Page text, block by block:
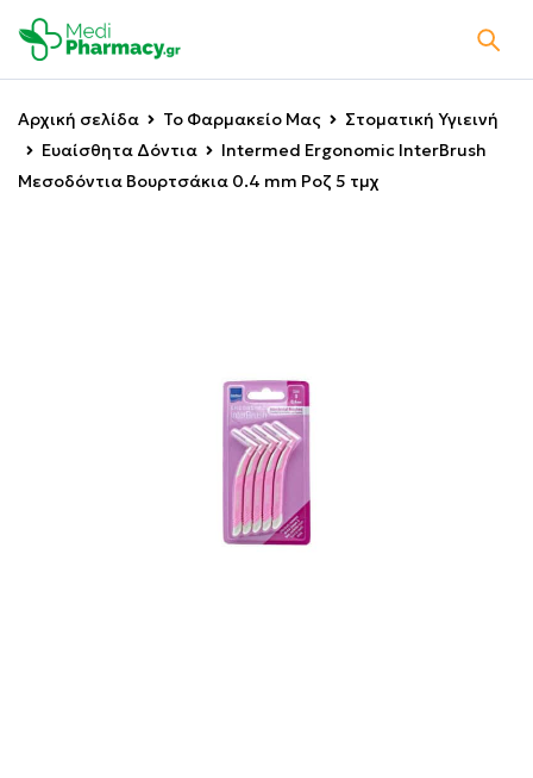
Αρχική σελίδα Το Φαρμακείο Μας
Στοματική Υγιεινή
Ευαίσθητα Δόντια
Intermed Ergonomic InterBrush
Μεσοδόντια Βουρτσάκια 0.4 mm Ροζ 5 τμχ